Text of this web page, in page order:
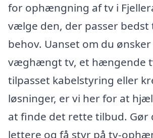
for ophængning af tv i
vælge den, der passer bedst
behov. Uanset om du
væghængt tv, et hængende
tilpasset kabelstyring eller
løsninger, er vi her for at
at finde det rette tilbud. Gør
lettere og få styr på tv-